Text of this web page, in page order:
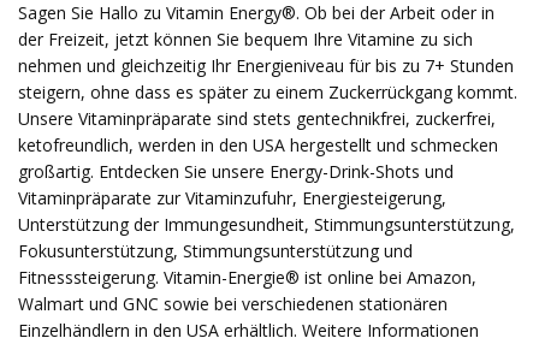
Sagen Sie Hallo zu Vitamin Energy®. Ob bei der Arbeit oder in
der Freizeit, jetzt können Sie bequem Ihre Vitamine zu sich
nehmen und gleichzeitig Ihr Energieniveau für bis zu 7+ Stunden
steigern, ohne dass es später zu einem Zuckerrückgang kommt.
Unsere Vitaminpräparate sind stets gentechnikfrei, zuckerfrei,
ketofreundlich, werden in den USA hergestellt und schmecken
großartig. Entdecken Sie unsere Energy-Drink-Shots und
Vitaminpräparate zur Vitaminzufuhr, Energiesteigerung,
Unterstützung der Immungesundheit, Stimmungsunterstützung,
Fokusunterstützung, Stimmungsunterstützung und
Fitnesssteigerung. Vitamin-Energie® ist online bei Amazon,
Walmart und GNC sowie bei verschiedenen stationären
Einzelhändlern in den USA erhältlich. Weitere Informationen